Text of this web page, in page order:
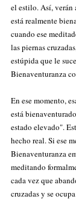
el estilo. Así, verán
está realmente
cuando ese
las piernas
estúpida que le
Bienaventuranza
En ese momento,
está
estado elevado".
hecho real. Si ese
Bienaventuranza
meditando
cada vez que
cruzadas y se